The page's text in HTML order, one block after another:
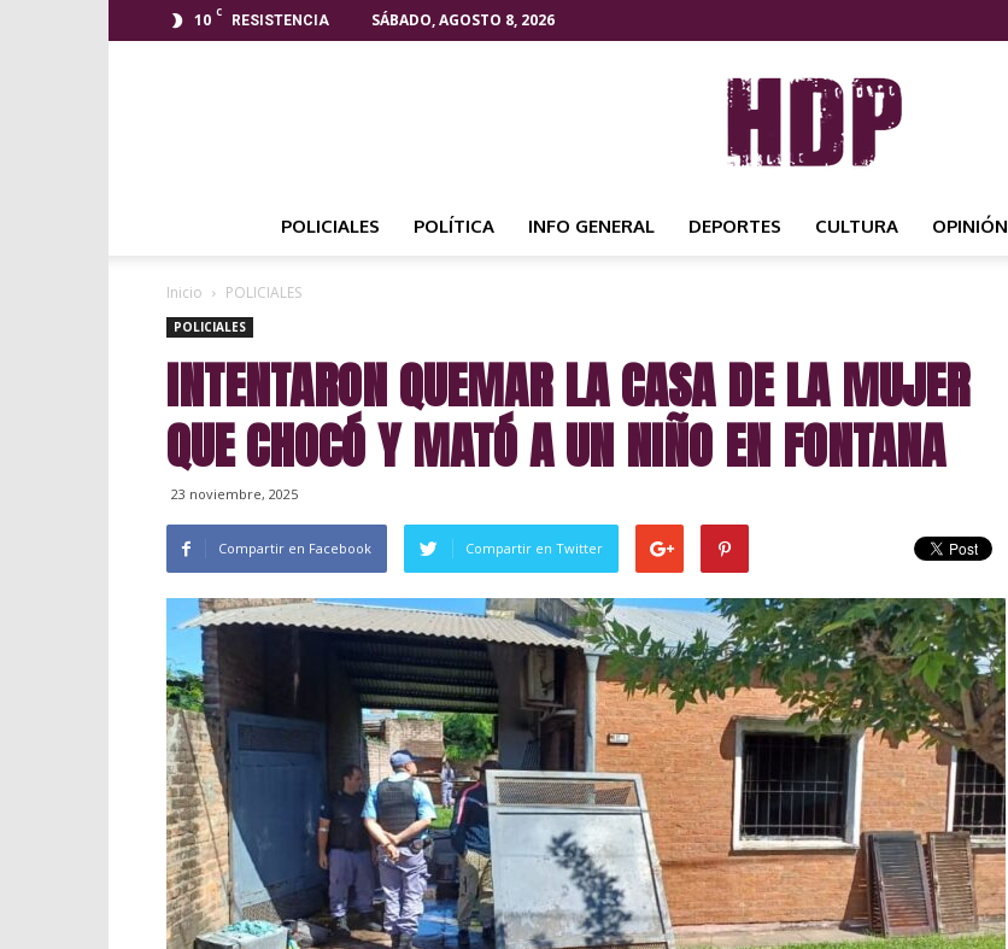
10 C
RESISTENCIA SÁBADO, AGOSTO 8, 2026
NOTICIAS
POLICIALES POLÍTICA INFO GENERAL DEPORTES CULTURA OPINIÓN
Inicio POLICIALES
POLICIALES
INTENTARON QUEMAR LA CASA DE LA MUJER
QUE CHOCÓ Y MATÓ A UN NIÑO EN FONTANA
23 noviembre, 2025
Compartir en Facebook Compartir en Twitter